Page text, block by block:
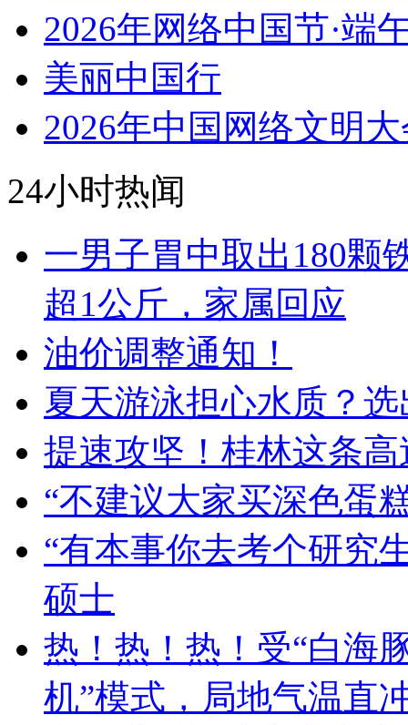
2026年网络中国节·端
美丽中国行
2026年中国网络文明
24小时热闻
一男子胃中取出180颗
超1公斤，家属回应
油价调整通知！
夏天游泳担心水质？
提速攻坚！桂林这条
“不建议大家买深色蛋
“有本事你去考个研究
硕士
热！热！热！受“白海
机”模式，局地气温直